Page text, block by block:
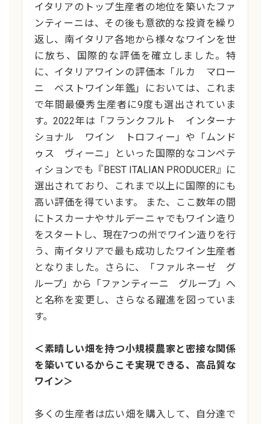
イタリアのトップ生産者の地位を築いたファ
ンティーニは、その後も意欲的な投資を繰り
返し、南イタリア各地から様々なワインを世
に放ち、国際的な評価を確立しました。特
に、イタリアワインの評価本「ルカ マロー
ニ ベストワイン年鑑」においては、これま
で年間最優秀生産者に9度も選出されていま
す。2022年は「フランクフルト インターナ
ショナル ワイン トロフィー」や「ムンド
ゥス ヴィーニ」といった国際的なコンペテ
ィションでも『BEST ITALIAN PRODUCER』に
選出されており、これまで以上に国際的にも
高い評価を得ています。 また、ここ数年の間
にトスカーナやサルデーニャでもワイン造り
をスタートし、現在7つの州でワイン造りを行
う、南イタリアで最も成功したワイン生産者
となりました。さらに、「ファルネーゼ グ
ループ」から「ファンティーニ グループ」へ
と名称を変更し、さらなる躍進を図っていま
す。
＜素晴しい畑を持つ小規模農家と密接な関係
を築いているからこそ実現できる、高品質な
ワイン＞
多くの生産者は広い畑を購入して、自分達で